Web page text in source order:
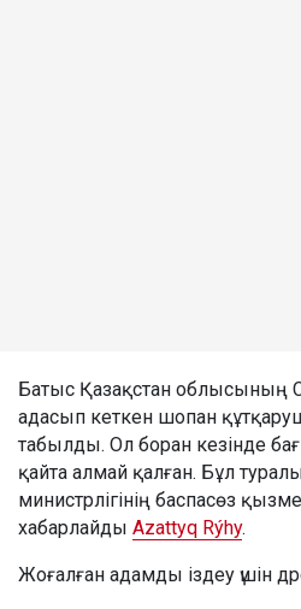
Батыс Қазақстан
адасып кеткен шопан
табылды. Ол боран кезінде
қайта алмай қалған. Бұл
министрлігінің баспасөз
хабарлайды Azattyq Rýhy.
Жоғалған адамды іздеу үшін